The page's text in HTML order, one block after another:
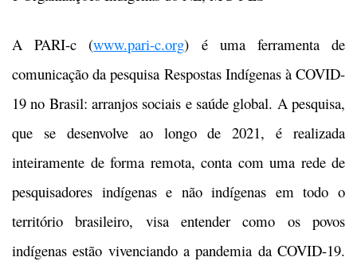
A PARI-c (www.pari-c.org) é uma ferramenta de
comunicação da pesquisa Respostas Indígenas à COVID-
19 no Brasil: arranjos sociais e saúde global. A pesquisa,
que se desenvolve ao longo de 2021, é realizada
inteiramente de forma remota, conta com uma rede de
pesquisadores indígenas e não indígenas em todo o
território brasileiro, visa entender como os povos
indígenas estão vivenciando a pandemia da COVID-19.